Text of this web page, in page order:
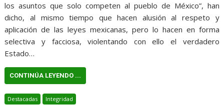
los asuntos que solo competen al pueblo de México”, han
dicho, al mismo tiempo que hacen alusión al respeto y
aplicación de las leyes mexicanas, pero lo hacen en forma
selectiva y facciosa, violentando con ello el verdadero
Estado…
CONTINÚA LEYENDO ...
Destacadas Integridad